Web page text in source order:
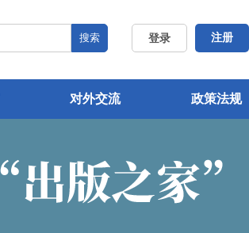
登录 注册
搜索
对外交流 政策法规